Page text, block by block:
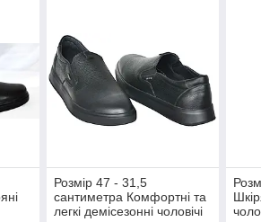
Розмір 47 - 31,5
сантиметра Комфортні та
легкі демісезонні чоловічі